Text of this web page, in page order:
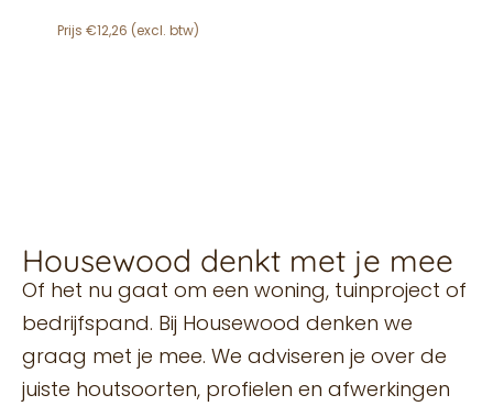
€12,26
Housewood denkt met je mee
Of het nu gaat om een woning, tuinproject of
bedrijfspand. Bij Housewood denken we
graag met je mee. We adviseren je over de
juiste houtsoorten, profielen en afwerkingen